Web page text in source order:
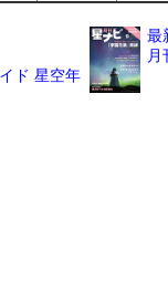
ド 星空年
最
月